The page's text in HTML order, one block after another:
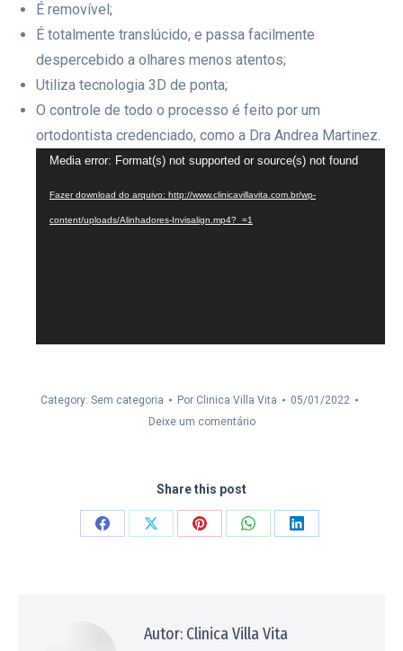
É removível;
É totalmente translúcido, e passa facilmente
despercebido a olhares menos atentos;
Utiliza tecnologia 3D de ponta;
O controle de todo o processo é feito por um
ortodontista credenciado, como a Dra Andrea Martinez.
Tocador
Media error: Format(s) not supported or source(s) not found
Fazer download do arquivo: http://www.clinicavillavita.com.br/wp-
content/uploads/Alinhadores-Invisalign.mp4?_=1
Category: Sem categoria Por Clinica Villa Vita
05/01/2022
Deixe um comentário
Share this post
CompartilharCompartilharCompartilharCompartilharCompartilhar
Autor: Clinica Villa Vita